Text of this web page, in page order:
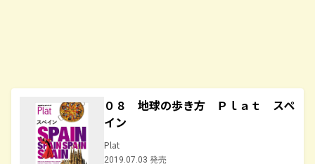
０８ 地球の歩き方 Ｐｌａｔ スペ
イン
Plat
2019.07.03 発売